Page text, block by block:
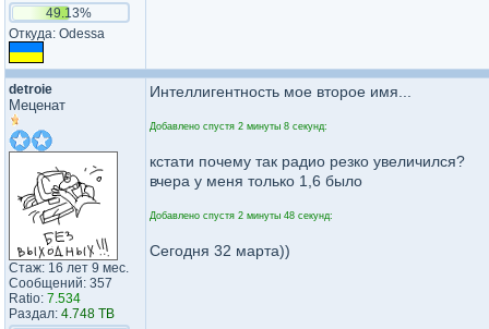
49.13%
Откуда: Odessa
detroie
Меценат
Стаж: 16 лет 9 мес.
Сообщений: 357
Ratio: 7.534
Раздал: 4.748 TB
Интеллигентность мое второе имя...
Добавлено спустя 2 минуты 8 секунд:
кстати почему так радио резко увеличился?
вчера у меня только 1,6 было
Добавлено спустя 2 минуты 48 секунд:
Сегодня 32 марта))